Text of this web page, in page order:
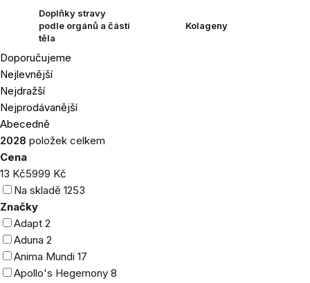
Doplňky stravy
podle orgánů a částí
těla
Kolageny
Řazení
produktů
Doporučujeme
Nejlevnější
Nejdražší
Nejprodávanější
Abecedně
2028 položek celkem
Cena
13 Kč5999 Kč
Na skladě 1253
Značky
Adapt 2
Aduna 2
Anima Mundi 17
Apollo's Hegemony 8